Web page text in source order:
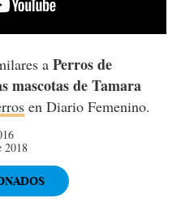
a Perros de
mascotas de Tamara
en Diario Femenino.
2018